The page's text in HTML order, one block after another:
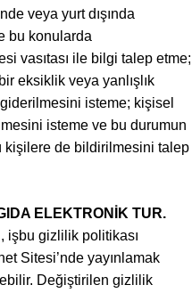
veya yurt dışında
bu konularda
vasıtası ile bilgi talep etme;
eksiklik veya yanlışlık
giderilmesini isteme; kişisel
isteme ve bu durumun
kişilere de bildirilmesini talep
ELEKTRONİK TUR.
, işbu gizlilik politikası
Sitesi’nde yayınlamak
Değiştirilen gizlilik